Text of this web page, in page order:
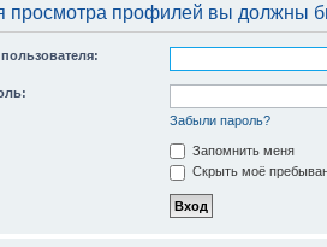
просмотра профилей вы должны
Забыли пароль?
Запомнить меня
Скрыть моё